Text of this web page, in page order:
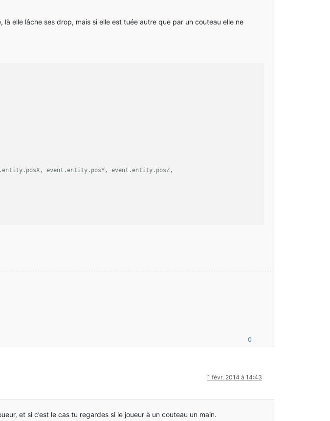
elle lâche ses drop, mais si elle est tuée autre que par un couteau elle ne
event.entity.posY, event.entity.posZ,
0
1 févr. 2014 à 14:43
et si c’est le cas tu regardes si le joueur à un couteau un main.